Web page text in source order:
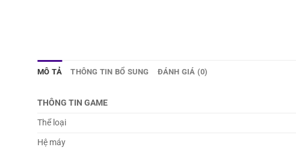
MÔ TẢ THÔNG TIN BỔ SUNG ĐÁNH GIÁ (0)
THÔNG TIN GAME
Thể loại
Hệ máy